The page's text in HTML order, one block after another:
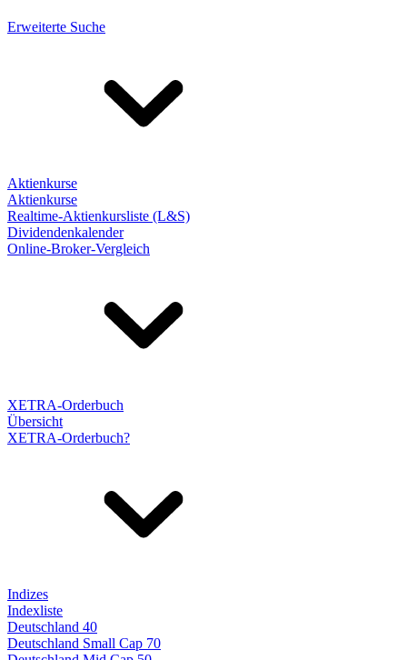
Erweiterte Suche
Aktienkurse
Aktienkurse
Realtime-Aktienkursliste (L&S)
Dividendenkalender
Online-Broker-Vergleich
XETRA-Orderbuch
Übersicht
XETRA-Orderbuch?
Indizes
Indexliste
Deutschland 40
Deutschland Small Cap 70